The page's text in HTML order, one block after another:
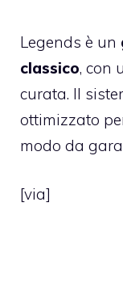
Legends è un
classico, con
curata. Il
ottimizzato
modo da
[via]